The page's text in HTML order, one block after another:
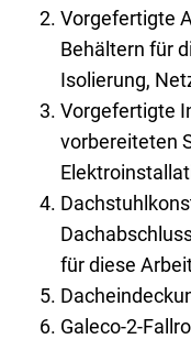
Vorgefertigte
Behältern für
Isolierung,
Vorgefertigte
vorbereiteten
für diese
Galeco-2-